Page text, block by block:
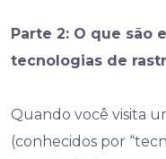
Parte 2: O que são
tecnologias de
Quando você visita
(conhecidos por